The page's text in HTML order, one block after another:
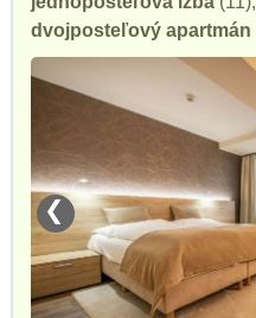
dvojposteľový apartmán
❮